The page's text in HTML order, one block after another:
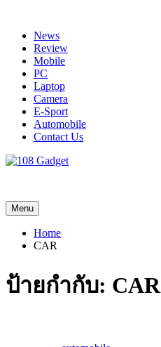
contentNews
Review
Mobile
PC
Laptop
Camera
E-Sport
Automobile
Contact Us
Menu
Home
CAR
ป้ายกำกับ: CAR